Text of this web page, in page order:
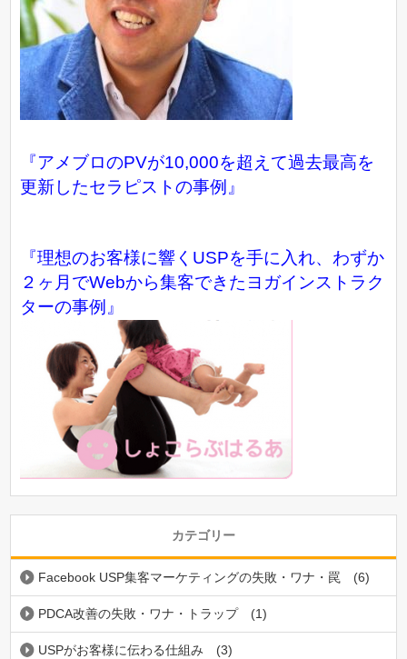
『アメブロのPVが10,000を超えて過去最高を
更新したセラピストの事例』
『理想のお客様に響くUSPを手に入れ、わずか
２ヶ月でWebから集客できたヨガインストラク
ターの事例』
カテゴリー
Facebook USP集客マーケティングの失敗・ワナ・罠 (6)
PDCA改善の失敗・ワナ・トラップ (1)
USPがお客様に伝わる仕組み (3)